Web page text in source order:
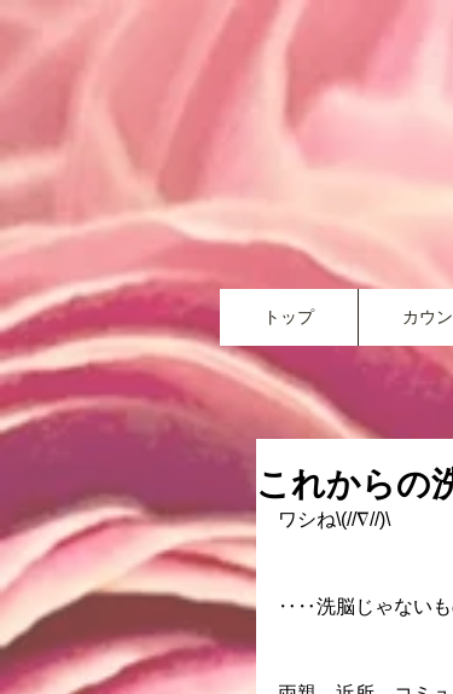
トップ カウ
これからの
ワシね\(//∇//)\
‥‥洗脳じゃないも